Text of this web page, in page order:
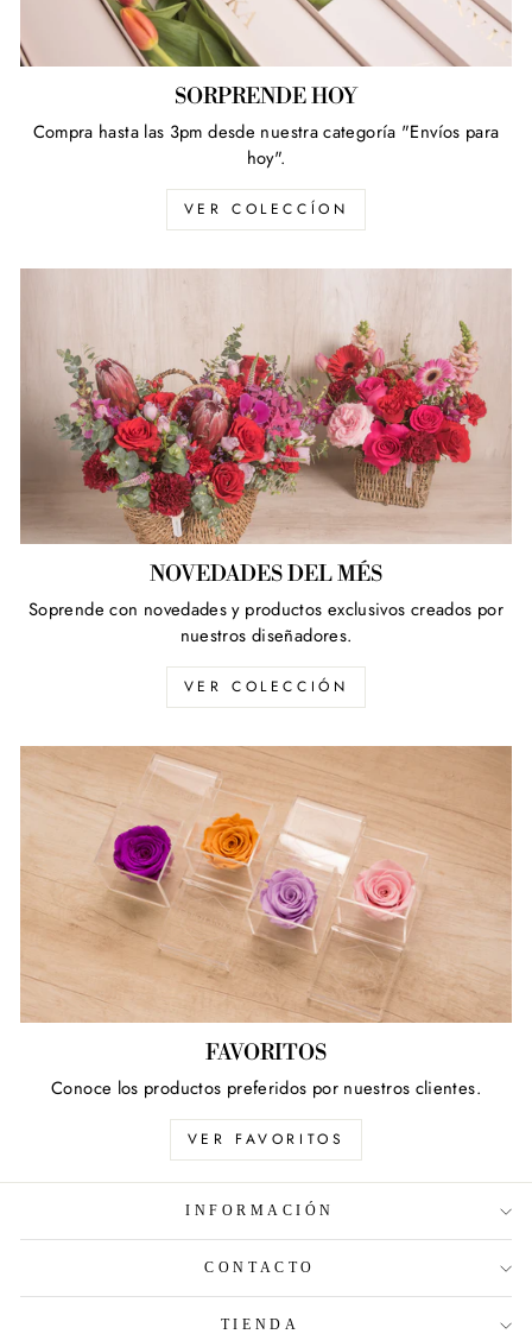
SORPRENDE HOY
Compra hasta las 3pm desde nuestra categoría "Envíos para
hoy".
VER COLECCÍON
NOVEDADES DEL MÉS
Soprende con novedades y productos exclusivos creados por
nuestros diseñadores.
VER COLECCIÓN
FAVORITOS
Conoce los productos preferidos por nuestros clientes.
VER FAVORITOS
INFORMACIÓN
CONTACTO
TIENDA